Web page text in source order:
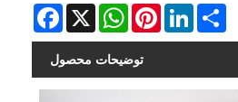
Facebook
X WhatsAppPinterestLinkedIn
توضیحات محصول